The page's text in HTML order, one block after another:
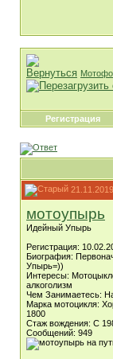
Регистрация
мотоупырь
Идейный Упырь
Регистрация:
Биография:
Упырь=))
Интересы:
алкоголизм
Чем Занимаетесь:
Марка мотоцикля:
1800
Стаж вождения: С
Сообщений: 949